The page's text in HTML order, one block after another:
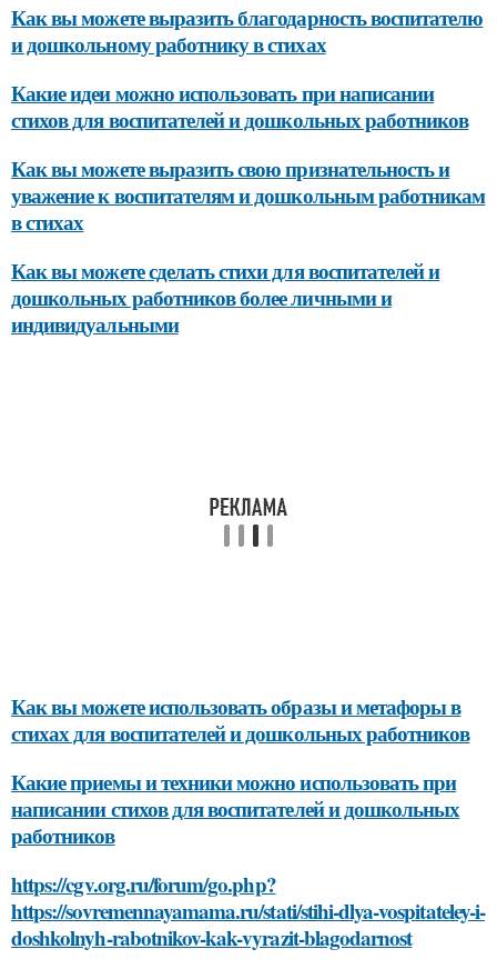
Как вы можете выразить благодарность воспитателю
и дошкольному работнику в стихах
Какие идеи можно использовать при написании
стихов для воспитателей и дошкольных работников
Как вы можете выразить свою признательность и
уважение к воспитателям и дошкольным работникам
в стихах
Как вы можете сделать стихи для воспитателей и
дошкольных работников более личными и
индивидуальными
Как вы можете использовать образы и метафоры в
стихах для воспитателей и дошкольных работников
Какие приемы и техники можно использовать при
написании стихов для воспитателей и дошкольных
работников
https://cgv.org.ru/forum/go.php?
https://sovremennayamama.ru/stati/stihi-dlya-vospitateley-i-
doshkolnyh-rabotnikov-kak-vyrazit-blagodarnost